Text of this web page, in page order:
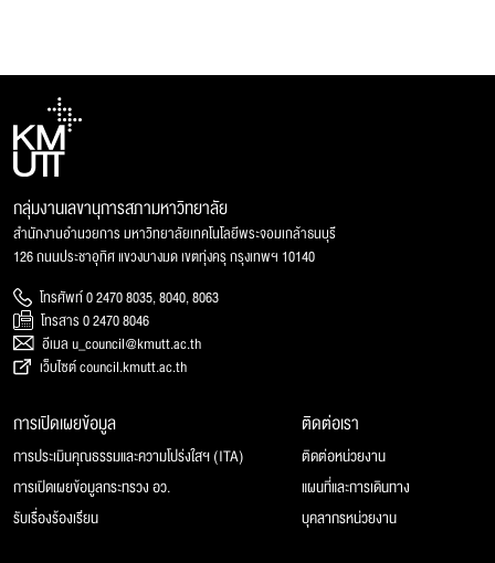
กลุ่มงานเลขานุการสภามหาวิทยาลัย
สำนักงานอำนวยการ มหาวิทยาลัยเทคโนโลยีพระจอมเกล้าธนบุรี
126 ถนนประชาอุทิศ แขวงบางมด เขตทุ่งครุ กรุงเทพฯ 10140
โทรศัพท์ 0 2470 8035, 8040, 8063
โทรสาร 0 2470 8046
อีเมล u_council@kmutt.ac.th
เว็บไซต์ council.kmutt.ac.th
การเปิดเผยข้อมูล
การประเมินคุณธรรมและความโปร่งใสฯ (ITA)
การเปิดเผยข้อมูลกระทรวง อว.
รับเรื่องร้องเรียน
ติดต่อเรา
ติดต่อหน่วยงาน
แผนที่และการเดินทาง
บุคลากรหน่วยงาน